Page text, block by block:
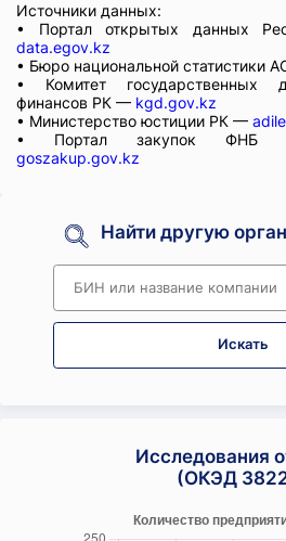
Источники данных:
• Портал открытых данных
data.egov.kz
• Бюро национальной статистики
• Комитет государственных
финансов РК — kgd.gov.kz
• Министерство юстиции РК —
• Портал закупок ФНБ
goszakup.gov.kz
Найти другую
Искать
Исследования
(ОКЭД